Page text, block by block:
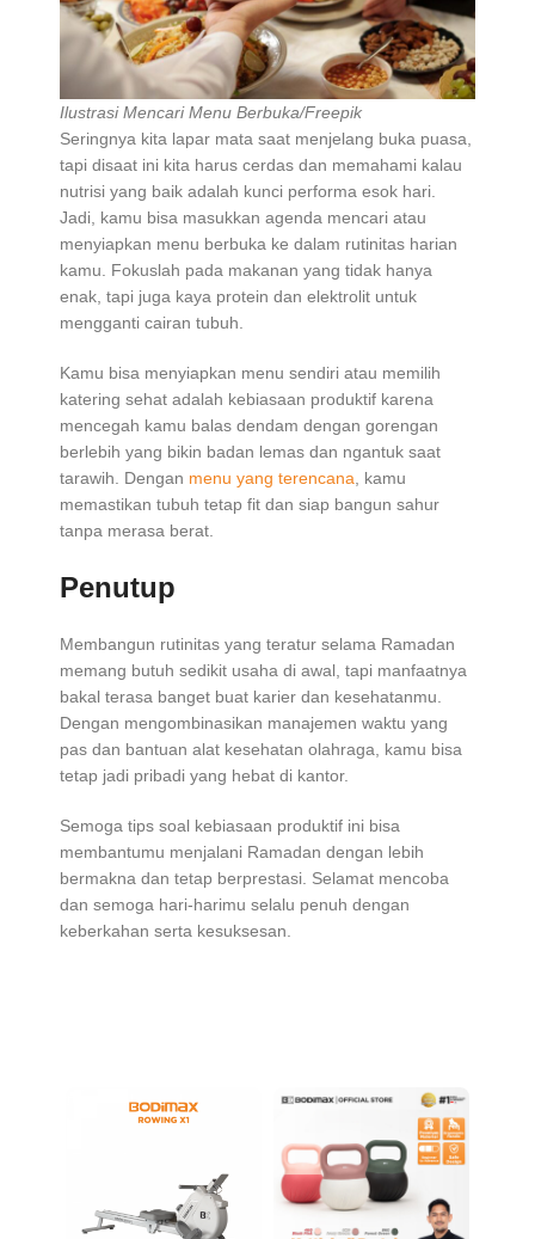
Ilustrasi Mencari Menu Berbuka/Freepik
Seringnya kita lapar mata saat menjelang buka puasa,
tapi disaat ini kita harus cerdas dan memahami kalau
nutrisi yang baik adalah kunci performa esok hari.
Jadi, kamu bisa masukkan agenda mencari atau
menyiapkan menu berbuka ke dalam rutinitas harian
kamu. Fokuslah pada makanan yang tidak hanya
enak, tapi juga kaya protein dan elektrolit untuk
mengganti cairan tubuh.
Kamu bisa menyiapkan menu sendiri atau memilih
katering sehat adalah kebiasaan produktif karena
mencegah kamu balas dendam dengan gorengan
berlebih yang bikin badan lemas dan ngantuk saat
tarawih. Dengan menu yang terencana , kamu
memastikan tubuh tetap fit dan siap bangun sahur
tanpa merasa berat.
Penutup
Membangun rutinitas yang teratur selama Ramadan
memang butuh sedikit usaha di awal, tapi manfaatnya
bakal terasa banget buat karier dan kesehatanmu.
Dengan mengombinasikan manajemen waktu yang
pas dan bantuan alat kesehatan olahraga, kamu bisa
tetap jadi pribadi yang hebat di kantor.
Semoga tips soal kebiasaan produktif ini bisa
membantumu menjalani Ramadan dengan lebih
bermakna dan tetap berprestasi. Selamat mencoba
dan semoga hari-harimu selalu penuh dengan
keberkahan serta kesuksesan.